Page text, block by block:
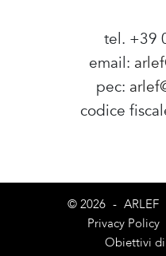
tel. +39
email:
pec:
codice
© 2026 - ARLEF
Privacy Policy
Obiettivi di